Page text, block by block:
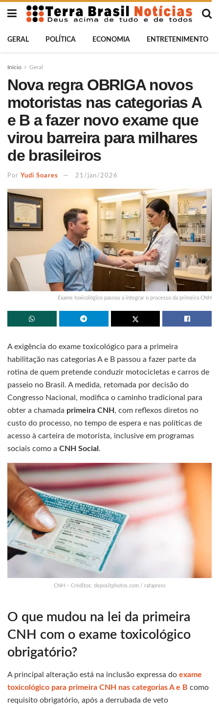
GERAL POLÍTICA ECONOMIA ENTRETENIMENTO
Início Geral
Nova regra OBRIGA novos
motoristas nas categorias A
e B a fazer novo exame que
virou barreira para milhares
de brasileiros
Por Yudi Soares 21/jan/2026
Exame toxicológico passou a integrar o processo da primeira CNH
A exigência do exame toxicológico para a primeira
habilitação nas categorias A e B passou a fazer parte da
rotina de quem pretende conduzir motocicletas e carros de
passeio no Brasil. A medida, retomada por decisão do
Congresso Nacional, modifica o caminho tradicional para
obter a chamada primeira CNH , com reflexos diretos no
custo do processo, no tempo de espera e nas políticas de
acesso à carteira de motorista, inclusive em programas
sociais como a CNH Social .
CNH – Créditos: depositphotos.com / rafapress
O que mudou na lei da primeira
CNH com o exame toxicológico
obrigatório?
A principal alteração está na inclusão expressa do exame
toxicológico para primeira CNH nas categorias A e B como
requisito obrigatório, após a derrubada de veto